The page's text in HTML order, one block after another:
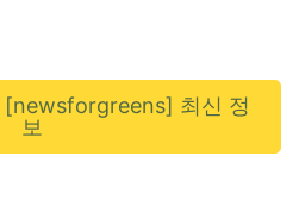
[newsforgreens] 최신 정
보